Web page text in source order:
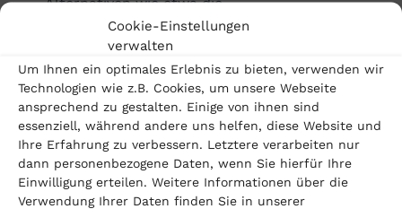
Cookie-Einstellungen
verwalten
Um Ihnen ein optimales Erlebnis zu bieten, verwenden wir
Technologien wie z.B. Cookies, um unsere Webseite
ansprechend zu gestalten. Einige von ihnen sind
essenziell, während andere uns helfen, diese Website und
Ihre Erfahrung zu verbessern. Letztere verarbeiten nur
dann personenbezogene Daten, wenn Sie hierfür Ihre
Einwilligung erteilen. Weitere Informationen über die
Verwendung Ihrer Daten finden Sie in unserer
Prozesskostenfinanzierung.
Jetzt kostenfrei prüfen